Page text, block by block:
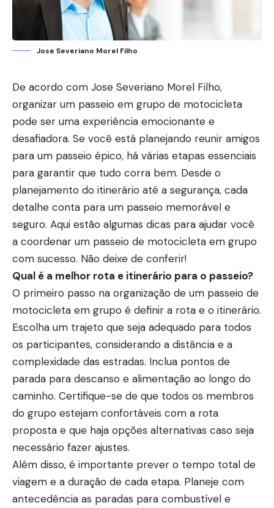
Jose Severiano Morel Filho
De acordo com Jose Severiano Morel Filho,
organizar um passeio em grupo de motocicleta
pode ser uma experiência emocionante e
desafiadora. Se você está planejando reunir amigos
para um passeio épico, há várias etapas essenciais
para garantir que tudo corra bem. Desde o
planejamento do itinerário até a segurança, cada
detalhe conta para um passeio memorável e
seguro. Aqui estão algumas dicas para ajudar você
a coordenar um passeio de motocicleta em grupo
com sucesso. Não deixe de conferir!
Qual é a melhor rota e itinerário para o passeio?
O primeiro passo na organização de um passeio de
motocicleta em grupo é definir a rota e o itinerário.
Escolha um trajeto que seja adequado para todos
os participantes, considerando a distância e a
complexidade das estradas. Inclua pontos de
parada para descanso e alimentação ao longo do
caminho. Certifique-se de que todos os membros
do grupo estejam confortáveis com a rota
proposta e que haja opções alternativas caso seja
necessário fazer ajustes.
Além disso, é importante prever o tempo total de
viagem e a duração de cada etapa. Planeje com
antecedência as paradas para combustível e